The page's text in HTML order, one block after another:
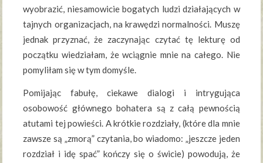
wyobrazić, niesamowicie bogatych ludzi działających w
tajnych organizacjach, na krawędzi normalności. Muszę
jednak przyznać, że zaczynając czytać tę lekturę od
początku wiedziałam, że wciągnie mnie na całego. Nie
pomyliłam się w tym domyśle.
Pomijając fabułę, ciekawe dialogi i intrygująca
osobowość głównego bohatera są z całą pewnością
atutami tej powieści. A krótkie rozdziały, (które dla mnie
zawsze są „zmorą” czytania, bo wiadomo: „jeszcze jeden
rozdział i idę spać” kończy się o świcie) powodują, że